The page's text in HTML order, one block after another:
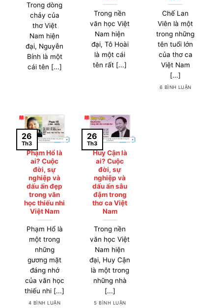
Trong dòng
chảy của
thơ Việt
Nam hiện
đại, Nguyễn
Bính là một
cái tên [...]
Trong nền
văn học Việt
Nam hiện
đại, Tô Hoài
là một cái
tên rất [...]
Chế Lan
Viên là một
trong những
tên tuổi lớn
của thơ ca
Việt Nam
[...]
6 BÌNH LUẬN
Phạm Hổ là
ai? Cuộc
đời, sự
nghiệp và
dấu ấn đẹp
trong văn
học thiếu nhi
Việt Nam
Phạm Hổ là
một trong
những
gương mặt
đáng nhớ
của văn học
thiếu nhi [...]
4 BÌNH LUẬN
26
Th3
Huy Cận là
ai? Cuộc
đời, sự
nghiệp và
dấu ấn sâu
đậm trong
thơ ca Việt
Nam
Trong nền
văn học Việt
Nam hiện
đại, Huy Cận
là một trong
những nhà
[...]
5 BÌNH LUẬN
26
Th3